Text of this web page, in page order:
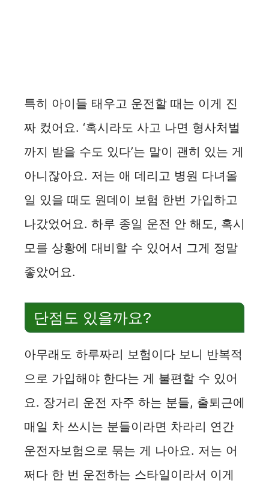
특히 아이들 태우고 운전할 때는 이게 진
짜 컸어요. ‘혹시라도 사고 나면 형사처벌
까지 받을 수도 있다’는 말이 괜히 있는 게
아니잖아요. 저는 애 데리고 병원 다녀올
일 있을 때도 원데이 보험 한번 가입하고
나갔었어요. 하루 종일 운전 안 해도, 혹시
모를 상황에 대비할 수 있어서 그게 정말
좋았어요.
단점도 있을까요?
아무래도 하루짜리 보험이다 보니 반복적
으로 가입해야 한다는 게 불편할 수 있어
요. 장거리 운전 자주 하는 분들, 출퇴근에
매일 차 쓰시는 분들이라면 차라리 연간
운전자보험으로 묶는 게 나아요. 저는 어
쩌다 한 번 운전하는 스타일이라서 이게